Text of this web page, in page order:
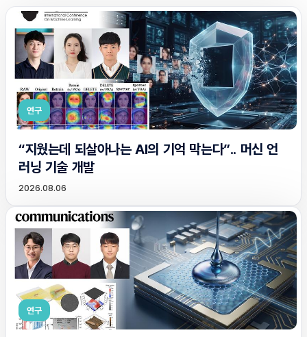
연구
“지웠는데 되살아나는 AI의 기억 막는다”.. 머신 언
러닝 기술 개발
2026.08.06
연구